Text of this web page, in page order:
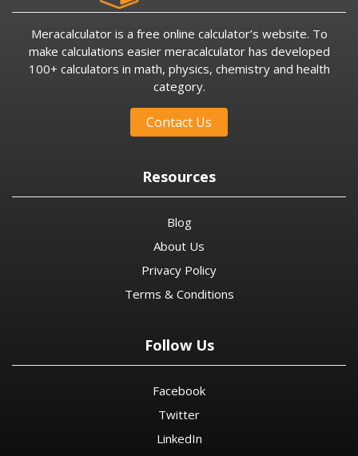
Meracalculator is a free online calculator’s website. To
make calculations easier meracalculator has developed
100+ calculators in math, physics, chemistry and health
category.
Contact Us
Resources
Blog
About Us
Privacy Policy
Terms & Conditions
Follow Us
Facebook
Twitter
LinkedIn